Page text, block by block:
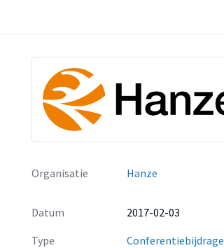
Organisatie Hanze
Datum
2017-02-03
Type
Conferentiebijdrage